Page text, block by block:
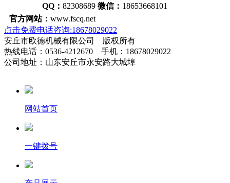
QQ： 82308689 微信： 18653668101
官方网站： www.fscq.net
点击免费电话咨询:18678029022
安丘市欧德机械有限公司 版权所有
热线电话：0536-4212670 手机：18678029022
公司地址：山东安丘市永安路大城埠
网站首页
一键拨号